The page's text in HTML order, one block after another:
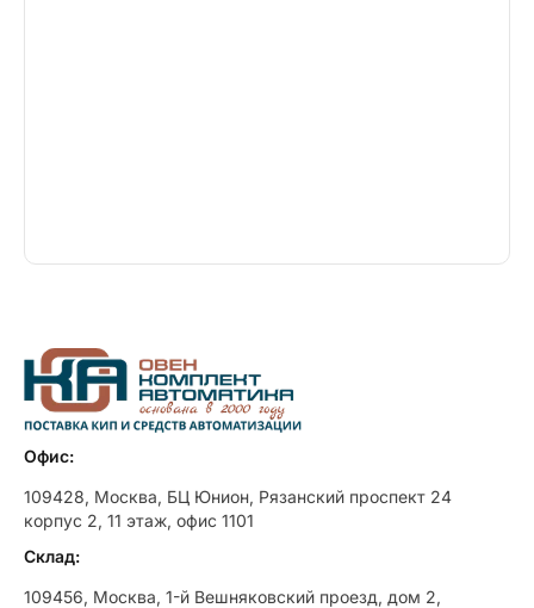
Офис:
109428, Москва, БЦ Юнион, Рязанский проспект 24
корпус 2, 11 этаж, офис 1101
Склад:
109456, Москва, 1-й Вешняковский проезд, дом 2,